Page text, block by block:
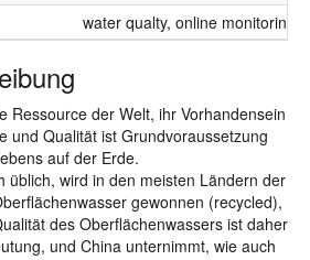
water qualty, online monitoring
Ressource der Welt, ihr Vorhandensein
und Qualität ist Grundvoraussetzung
auf der Erde.
üblich, wird in den meisten Ländern der
gewonnen (recycled),
des Oberflächenwassers ist daher
und China unternimmt, wie auch